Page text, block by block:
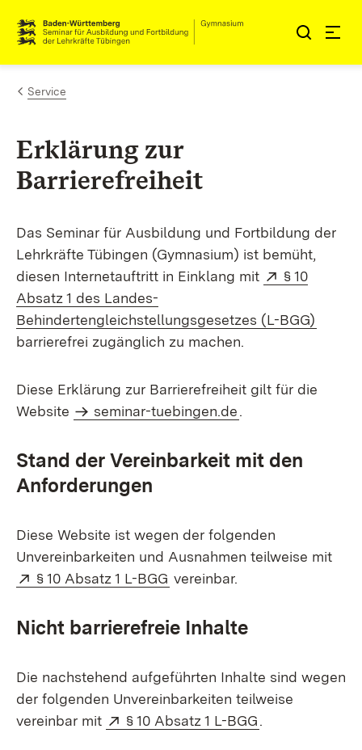
Zum Inhalt springen
Link zur Startseite
Service
Erklärung zur
Barrierefreiheit
Das Seminar für Ausbildung und Fortbildung der
Lehrkräfte Tübingen (Gymnasium) ist bemüht,
diesen Internetauftritt in Einklang mit
Extern:
§ 10
Absatz 1 des Landes-
Behindertengleichstellungsgesetzes (L-BGG)
barrierefrei zugänglich zu machen.
Diese Erklärung zur Barrierefreiheit gilt für die
Website
seminar-tuebingen.de.
Stand der Vereinbarkeit mit den
Anforderungen
Diese Website ist wegen der folgenden
Unvereinbarkeiten und Ausnahmen teilweise mit
Extern:
§ 10 Absatz 1 L-BGG (Öffnet in neuem Fenster)
vereinbar.
Nicht barrierefreie Inhalte
Die nachstehend aufgeführten Inhalte sind wegen
der folgenden Unvereinbarkeiten teilweise
vereinbar mit
Extern:
§ 10 Absatz 1 L-BGG.